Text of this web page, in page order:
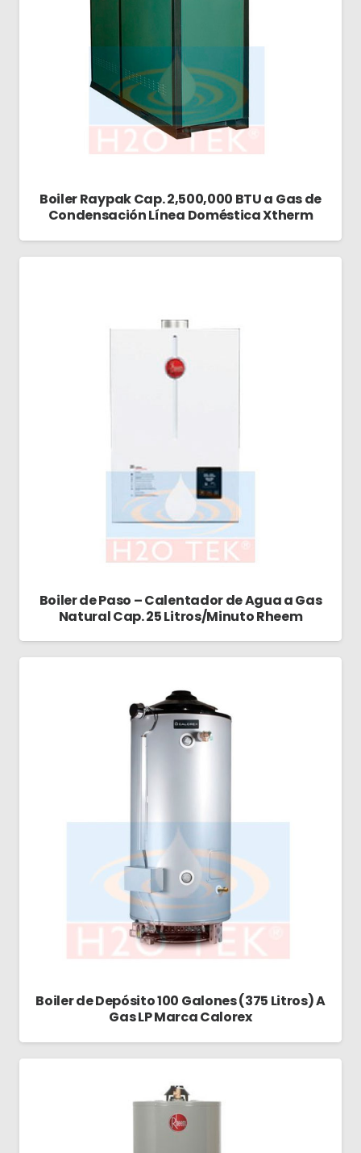
Boiler Raypak Cap. 2,500,000 BTU a Gas de
Condensación Línea Doméstica Xtherm
Boiler de Paso – Calentador de Agua a Gas
Natural Cap. 25 Litros/Minuto Rheem
Boiler de Depósito 100 Galones (375 Litros) A
Gas LP Marca Calorex